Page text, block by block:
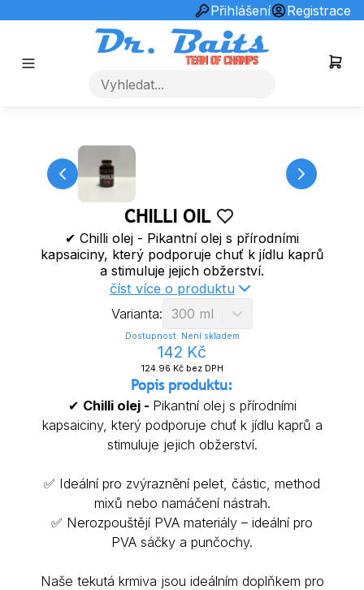
+420731253510Přihlášení Registrace
CHILLI OIL
✔ Chilli olej - Pikantní olej s přírodními
kapsaiciny, který podporuje chuť k jídlu kaprů
a stimuluje jejich obžerství.
číst více o produktu
Varianta:
300 ml
Dostupnost: Není skladem
142 Kč
124.96 Kč bez DPH
Popis produktu:
✔ Chilli olej - Pikantní olej s přírodními
kapsaiciny, který podporuje chuť k jídlu kaprů a
stimuluje jejich obžerství.
✅ Ideální pro zvýraznění pelet, částic, method
mixů nebo namáčení nástrah.
✅ Nerozpouštějí PVA materiály – ideální pro
PVA sáčky a punčochy.
Naše tekutá krmiva jsou ideálním doplňkem pro